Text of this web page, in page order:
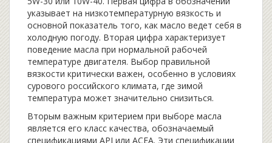
указывает на низкотемпературную вязкость и
основной показатель того, как масло ведет себя в
холодную погоду. Вторая цифра характеризует
поведение масла при нормальной рабочей
температуре двигателя. Выбор правильной
вязкости критически важен, особенно в условиях
сурового российского климата, где зимой
температура может значительно снизиться.
Вторым важным критерием при выборе масла
является его класс качества, обозначаемый
спецификациями API или ACEA. Эти спецификации